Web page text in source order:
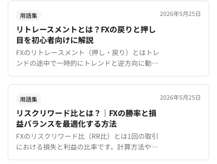
用語集
リトレースメントとは？FXの戻りと押し
目を初心者向けに解説
FXのリトレースメント（押し・戻り）とはトレ
ンドの途中で一時的にトレンドと逆方向に動く
現象です。押し目買い・戻り売りの考え方とフ
ィボナッチとの組み合わせを初心者向けに解
説。
2026年5月25日
用語集
リスクリワード比とは？｜FXの勝率と損
益バランスを最適化する方法
FXのリスクリワード比（RR比）とは1回の取引
における損失と利益の比率です。計算方法や理
想的なRR比の目安、損益分岐勝率との関係を
2026年5月25日